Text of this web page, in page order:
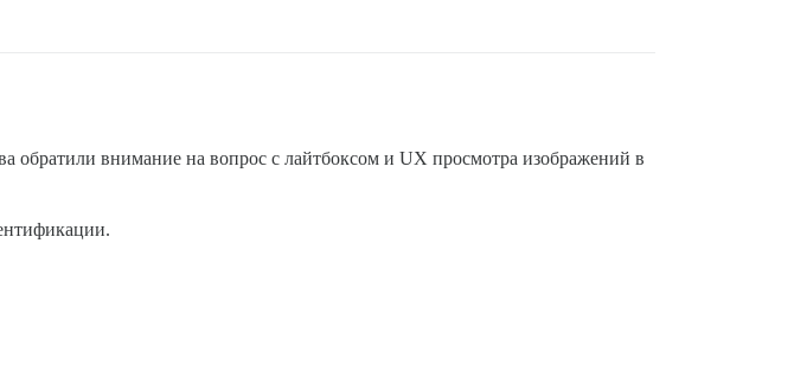
внимание на вопрос с лайтбоксом и UX просмотра изображений в